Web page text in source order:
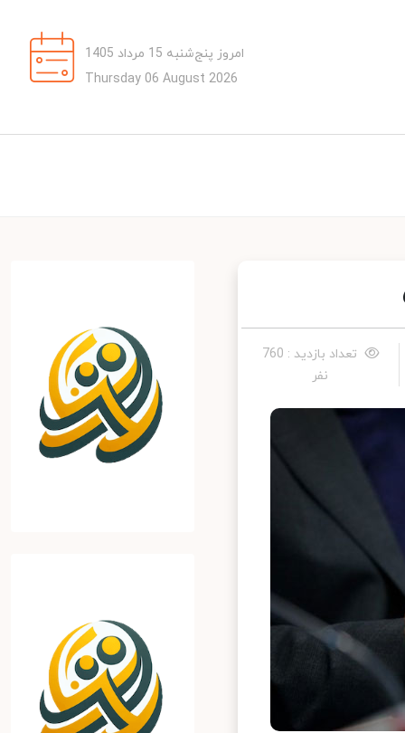
امروز پنج‌شنبه 15 مرداد 1405
Thursday 06 August 2026
تعداد بازدید : 760
نفر